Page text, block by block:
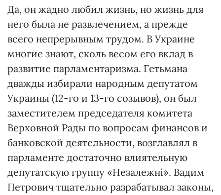
Да, он жадно любил жизнь, но жизнь для
него была не развлечением, а прежде
всего непрерывным трудом. В Украине
многие знают, сколь весом его вклад в
развитие парламентаризма. Гетьмана
дважды избирали народным депутатом
Украины (12-го и 13-го созывов), он был
заместителем председателя комитета
Верховной Рады по вопросам финансов и
банковской деятельности, возглавлял в
парламенте достаточно влиятельную
депутатскую группу «Незалежні». Вадим
Петрович тщательно разрабатывал законы,